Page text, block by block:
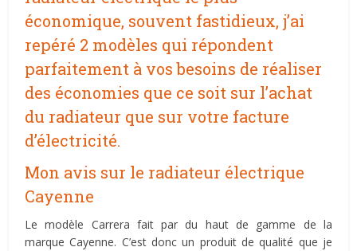
économique, souvent fastidieux, j’ai
repéré 2 modèles qui répondent
parfaitement à vos besoins de réaliser
des économies que ce soit sur l’achat
du radiateur que sur votre facture
d’électricité.
Mon avis sur le radiateur électrique
Cayenne
Le modèle Carrera fait par du haut de gamme de la
marque Cayenne. C’est donc un produit de qualité que je